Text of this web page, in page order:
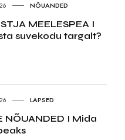
NÕUANDED
MEELESPEA I
suvekodu targalt?
LAPSED
NÕUANDED I Mida